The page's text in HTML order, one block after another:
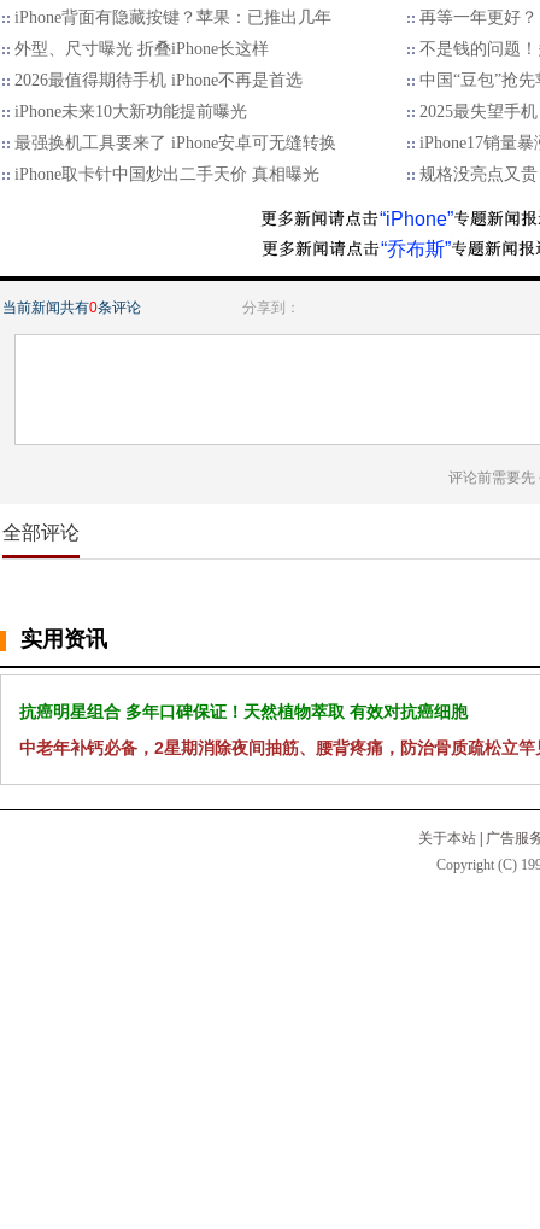
iPhone背面有隐藏按键？苹果：已推出几年
再等一年更好？
外型、尺寸曝光 折叠iPhone长这样
不是钱的问题
2026最值得期待手机 iPhone不再是首选
中国“豆包”抢
iPhone未来10大新功能提前曝光
2025最失望手
最强换机工具要来了 iPhone安卓可无缝转换
iPhone17销量
iPhone取卡针中国炒出二手天价 真相曝光
规格没亮点又
“iPhone”
“乔布斯”
当前新闻共有0条评论 分享到：
评论前需要先
全部评论
实用资讯
抗癌明星组合 多年口碑保证！天然植物萃取 有效对抗癌细胞
中老年补钙必备，2星期消除夜间抽筋、腰背疼痛，防治骨质疏松立竿
关于本站
广告服
Copyright (C)